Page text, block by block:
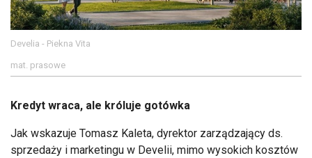
Develia - Piekna Vita
mat. prasowe
Kredyt wraca, ale króluje gotówka
Jak wskazuje Tomasz Kaleta, dyrektor zarządzający ds.
sprzedaży i marketingu w Develii, mimo wysokich kosztów